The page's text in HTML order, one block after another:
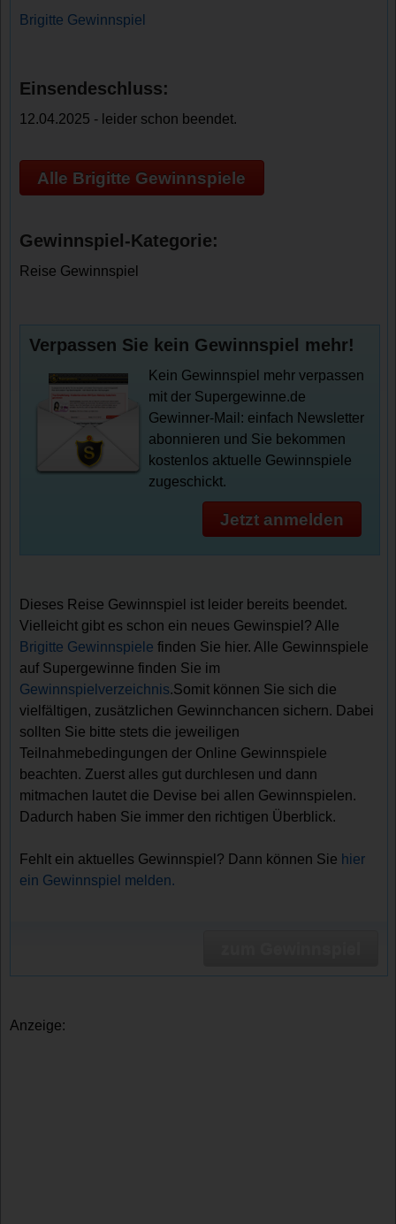
Brigitte Gewinnspiel
Einsendeschluss:
12.04.2025 - leider schon beendet.
Alle Brigitte Gewinnspiele
Gewinnspiel-Kategorie:
Reise Gewinnspiel
Verpassen Sie kein Gewinnspiel mehr!
Kein Gewinnspiel mehr verpassen
mit der Supergewinne.de
Gewinner-Mail: einfach Newsletter
abonnieren und Sie bekommen
kostenlos aktuelle Gewinnspiele
zugeschickt.
Jetzt anmelden
Dieses Reise Gewinnspiel ist leider bereits beendet.
Vielleicht gibt es schon ein neues Gewinspiel? Alle
Brigitte Gewinnspiele finden Sie hier. Alle Gewinnspiele
auf Supergewinne finden Sie im
Gewinnspielverzeichnis.Somit können Sie sich die
vielfältigen, zusätzlichen Gewinnchancen sichern. Dabei
sollten Sie bitte stets die jeweiligen
Teilnahmebedingungen der Online Gewinnspiele
beachten. Zuerst alles gut durchlesen und dann
mitmachen lautet die Devise bei allen Gewinnspielen.
Dadurch haben Sie immer den richtigen Überblick.
Fehlt ein aktuelles Gewinnspiel? Dann können Sie hier
ein Gewinnspiel melden.
Anzeige: